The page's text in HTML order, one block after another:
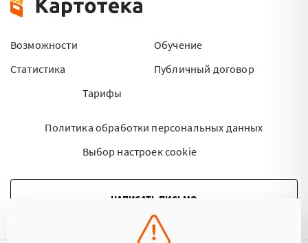
Возможности
Статистика
Тарифы
Обучение
Публичный договор
Политика обработки персональных данных
Выбор настроек cookie
НАПИСАТЬ ПИСЬМО